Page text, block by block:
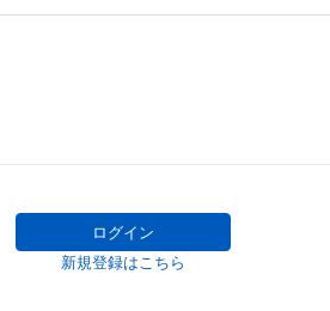
ログイン
新規登録はこちら